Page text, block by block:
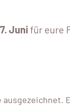
Juni für eure